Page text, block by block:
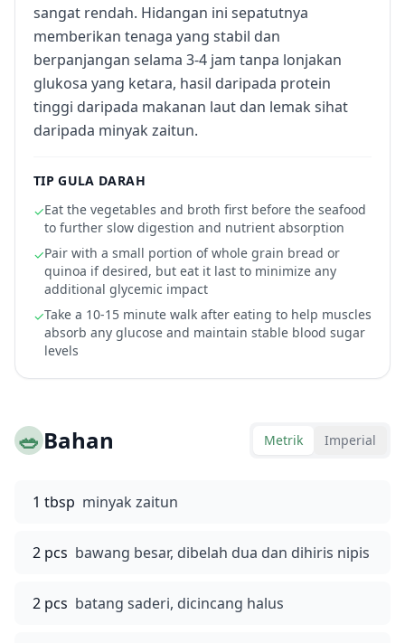
sangat rendah. Hidangan ini sepatutnya
memberikan tenaga yang stabil dan
berpanjangan selama 3-4 jam tanpa lonjakan
glukosa yang ketara, hasil daripada protein
tinggi daripada makanan laut dan lemak sihat
daripada minyak zaitun.
TIP GULA DARAH
✓Eat the vegetables and broth first before the seafood
to further slow digestion and nutrient absorption
✓Pair with a small portion of whole grain bread or
quinoa if desired, but eat it last to minimize any
additional glycemic impact
✓Take a 10-15 minute walk after eating to help muscles
absorb any glucose and maintain stable blood sugar
levels
🥗Bahan Metrik Imperial
1 tbsp minyak zaitun
2 pcs bawang besar, dibelah dua dan dihiris nipis
2 pcs batang saderi, dicincang halus